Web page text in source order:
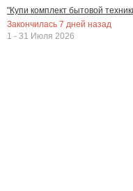
"Купи комплект бытовой
Закончилась 7 дней назад
1 - 31 Июля 2026